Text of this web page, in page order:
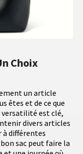
Choix
un article
êtes et de ce que
versatilité est clé,
divers articles
à différentes
sac peut faire la